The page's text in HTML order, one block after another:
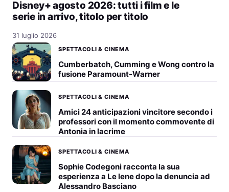
Disney+ agosto 2026: tutti i film e le
serie in arrivo, titolo per titolo
31 luglio 2026
SPETTACOLI & CINEMA
Cumberbatch, Cumming e Wong contro la
fusione Paramount-Warner
SPETTACOLI & CINEMA
Amici 24 anticipazioni vincitore secondo i
professori con il momento commovente di
Antonia in lacrime
SPETTACOLI & CINEMA
Sophie Codegoni racconta la sua
esperienza a Le Iene dopo la denuncia ad
Alessandro Basciano